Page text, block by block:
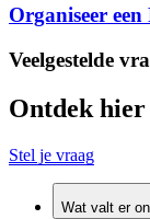
Organiseer
Veelgestelde
Ontdek hier
Stel je vraag
Wat valt er